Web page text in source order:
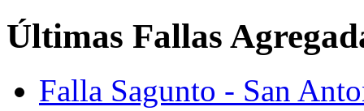
Últimas Fallas
Falla Sagunto - San